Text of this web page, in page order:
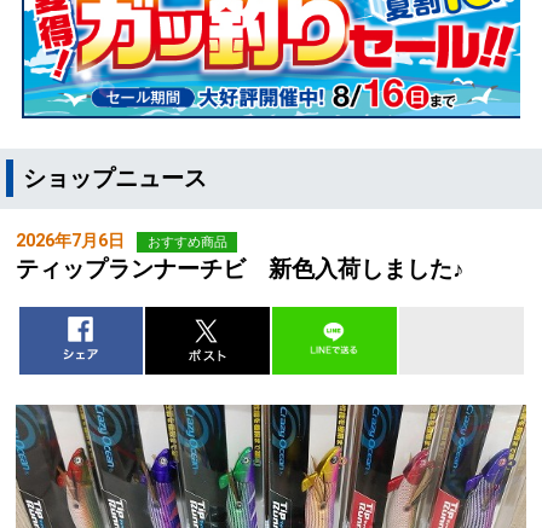
ショップニュース
2026年7月6日 おすすめ商品
ティップランナーチビ 新色入荷しました♪